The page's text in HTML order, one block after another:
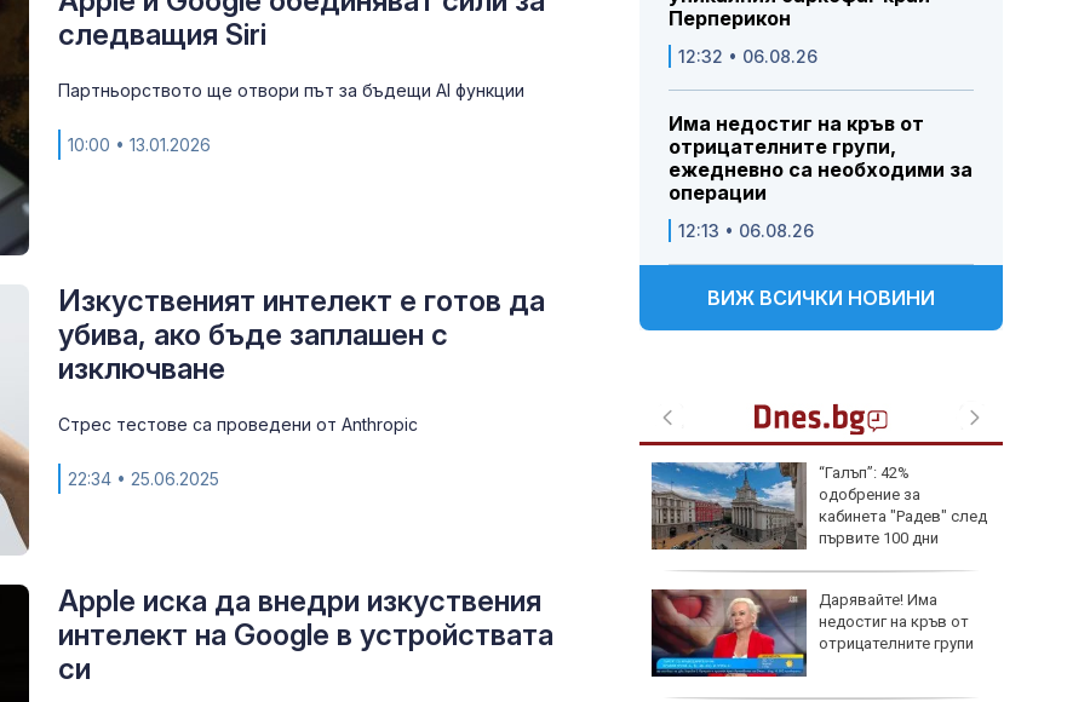
следващия Siri
Партньорството ще отвори път за бъдещи AI функции
10:00 • 13.01.2026
Изкуственият интелект е готов да
убива, ако бъде заплашен с
изключване
Стрес тестове са проведени от Anthropic
22:34 • 25.06.2025
Apple иска да внедри изкуствения
интелект на Google в устройствата
си
Перперикон
12:32 • 06.08.26
Има недостиг на кръв от
отрицателните групи,
ежедневно са необходими за
операции
12:13 • 06.08.26
ВИЖ ВСИЧКИ НОВИНИ
“Галъп”: 42%
одобрение за
кабинета "Радев" след
първите 100 дни
Дарявайте! Има
недостиг на кръв от
отрицателните групи